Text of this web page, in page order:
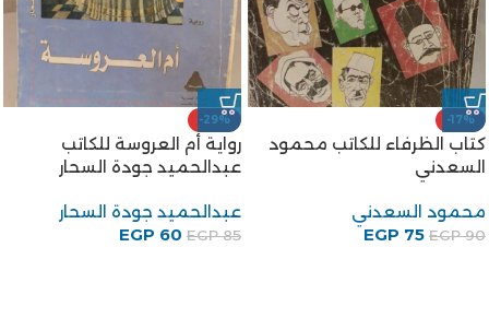
-18%
تجليات مصرية جولات في
القاهرة القديمة للكاتب جمال
الغيطاني
جمال الغيطاني
-20%
الخروج من الجنة للكاتب توفيق
الحكيم
توفيق الحكيم
EGP100
EGP80